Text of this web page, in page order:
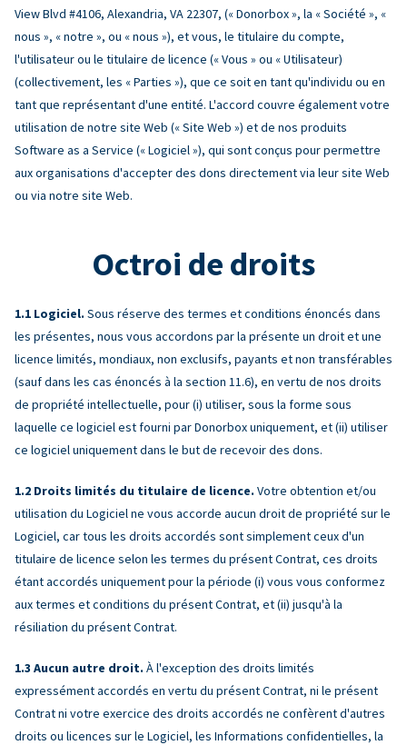
View Blvd #4106, Alexandria, VA 22307, (« Donorbox », la « Société », «
nous », « notre », ou « nous »), et vous, le titulaire du compte,
l'utilisateur ou le titulaire de licence (« Vous » ou « Utilisateur)
(collectivement, les « Parties »), que ce soit en tant qu'individu ou en
tant que représentant d'une entité. L'accord couvre également votre
utilisation de notre site Web (« Site Web ») et de nos produits
Software as a Service (« Logiciel »), qui sont conçus pour permettre
aux organisations d'accepter des dons directement via leur site Web
ou via notre site Web.
Octroi de droits
Logiciel. Sous réserve des termes et conditions énoncés dans
les présentes, nous vous accordons par la présente un droit et une
licence limités, mondiaux, non exclusifs, payants et non transférables
(sauf dans les cas énoncés à la section 11.6), en vertu de nos droits
de propriété intellectuelle, pour (i) utiliser, sous la forme sous
laquelle ce logiciel est fourni par Donorbox uniquement, et (ii) utiliser
ce logiciel uniquement dans le but de recevoir des dons.
Droits limités du titulaire de licence. Votre obtention et/ou
utilisation du Logiciel ne vous accorde aucun droit de propriété sur le
Logiciel, car tous les droits accordés sont simplement ceux d'un
titulaire de licence selon les termes du présent Contrat, ces droits
étant accordés uniquement pour la période (i) vous vous conformez
aux termes et conditions du présent Contrat, et (ii) jusqu'à la
résiliation du présent Contrat.
Aucun autre droit. À l'exception des droits limités
expressément accordés en vertu du présent Contrat, ni le présent
Contrat ni votre exercice des droits accordés ne confèrent d'autres
droits ou licences sur le Logiciel, les Informations confidentielles, la